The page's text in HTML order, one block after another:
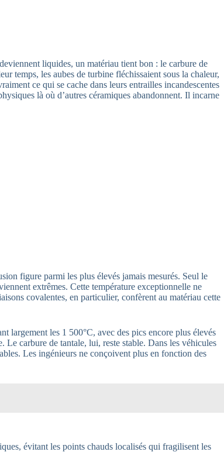
liquides, un matériau tient bon : le carbure de
temps, les aubes de turbine fléchissaient sous la chaleur,
ce qui se cache dans leurs entrailles incandescentes
là où d’autres céramiques abandonnent. Il incarne
figure parmi les plus élevés jamais mesurés. Seul le
extrêmes. Cette température exceptionnelle ne
covalentes, en particulier, confèrent au matériau cette
largement les 1 500°C, avec des pics encore plus élevés
carbure de tantale, lui, reste stable. Dans les véhicules
Les ingénieurs ne conçoivent plus en fonction des
évitant les points chauds localisés qui fragilisent les